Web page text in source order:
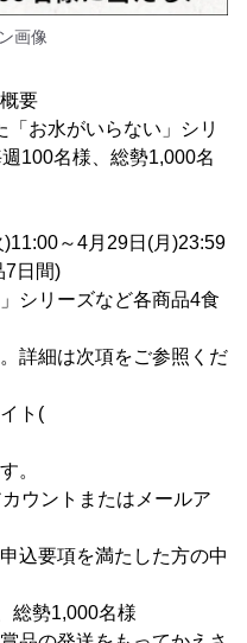
画像
要
お水がいらない」シリ
100名様、総勢1,000名
)11:00～4月29日(月)23:59
間)
シリーズなど各商品4食
次項をご参照くだ
ト(
トまたはメールア
を満たした方の中
総勢1,000名様